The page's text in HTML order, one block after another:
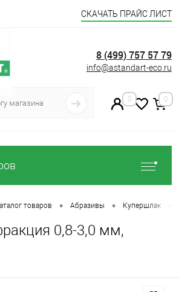
СКАЧАТЬ ПРАЙС ЛИСТ
8 (499) 757 57 79
info@astandart-eco.ru
0 0
товаров • Абразивы • Купершлак
0,8-3,0 мм,